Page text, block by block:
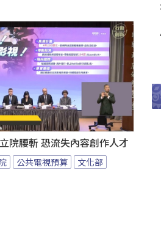
院腰斬 恐流失內容創作人才
公共電視預算 文化部